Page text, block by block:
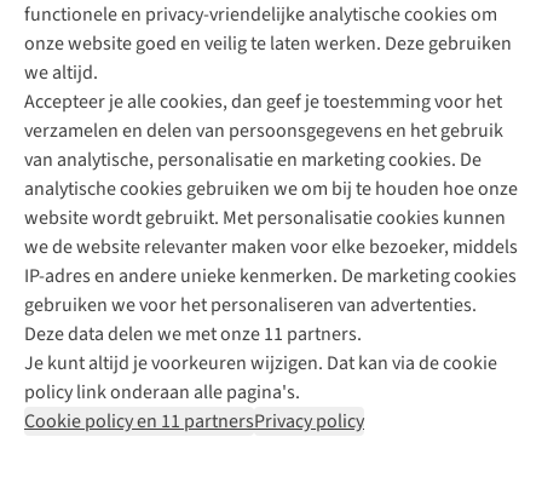
functionele en privacy-vriendelijke analytische cookies om
onze website goed en veilig te laten werken. Deze gebruiken
we altijd.
Accepteer je alle cookies, dan geef je toestemming voor het
verzamelen en delen van persoonsgegevens en het gebruik
van analytische, personalisatie en marketing cookies. De
analytische cookies gebruiken we om bij te houden hoe onze
website wordt gebruikt. Met personalisatie cookies kunnen
we de website relevanter maken voor elke bezoeker, middels
IP-adres en andere unieke kenmerken. De marketing cookies
gebruiken we voor het personaliseren van advertenties.
Deze data delen we met onze 11 partners.
Je kunt altijd je voorkeuren wijzigen. Dat kan via de cookie
policy link onderaan alle pagina's.
Cookie policy en 11 partnersPrivacy policy
Direct advies van een Buitenexpert
+31 (0)85 888 50 88
+31 6 12 28 49 80
Contactformulier